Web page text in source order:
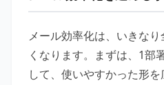
メール効率化は、いきな
くなります。まずは、1部
して、使いやすかった形